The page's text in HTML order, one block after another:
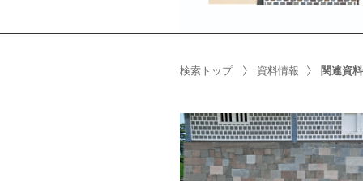
検索トップ 資料情報 関連資